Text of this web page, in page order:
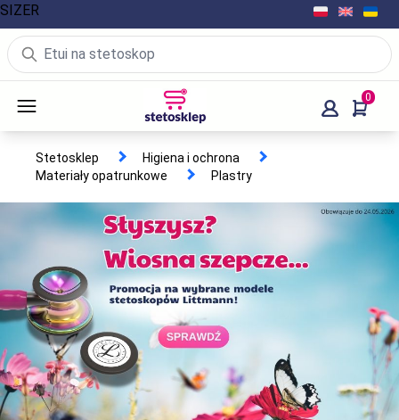
0
Stetosklep
Higiena i ochrona
Materiały opatrunkowe
Plastry
SIZER